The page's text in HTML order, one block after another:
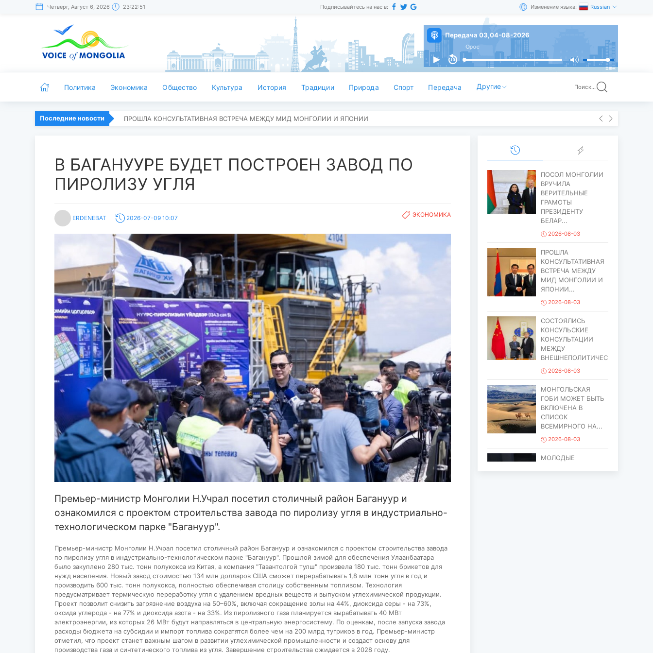
Четверг, Август 6, 2026 23:22:52 Подписывайтесь на нас в: Изменение языка: Russian
Передача 03,04-08-2026
Политика Экономика Общество Kультура История Традиции Природа Спорт Передача Другие Поиск...
Последние новости ПРОШЛА КОНСУЛЬТАТИВНАЯ ВСТРЕЧА МЕЖДУ МИД МОНГОЛИИ И ЯПОНИИ
В БАГАНУУРЕ БУДЕТ ПОСТРОЕН ЗАВОД ПО
ПИРОЛИЗУ УГЛЯ
ERDENEBAT 2026-07-09 10:07 ЭКОНОМИКА
Премьер-министр Монголии Н.Учрал посетил столичный район Багануур и
ознакомился с проектом строительства завода по пиролизу угля в индустриально-
технологическом парке "Багануур".
Премьер-министр Монголии Н.Учрал посетил столичный район Багануур и ознакомился с проектом строительства завода
по пиролизу угля в индустриально-технологическом парке "Багануур". Прошлой зимой для обеспечения Улаанбаатара
было закуплено 280 тыс. тонн полукокса из Китая, а компания "Тавантолгой тулш" произвела 180 тыс. тонн брикетов для
нужд населения. Новый завод стоимостью 134 млн долларов США сможет перерабатывать 1,8 млн тонн угля в год и
производить 600 тыс. тонн полукокса, полностью обеспечивая столицу собственным топливом. Технология
предусматривает термическую переработку угля с удалением вредных веществ и выпуском углехимической продукции.
Проект позволит снизить загрязнение воздуха на 50–60%, включая сокращение золы на 44%, диоксида серы - на 73%,
оксида углерода - на 77% и диоксида азота - на 33%. Из пиролизного газа планируется вырабатывать 40 МВт
электроэнергии, из которых 26 МВт будут направляться в центральную энергосистему. По оценкам, после запуска завода
расходы бюджета на субсидии и импорт топлива сократятся более чем на 200 млрд тугриков в год. Премьер-министр
отметил, что проект станет важным шагом в развитии углехимической промышленности и создаст основу для
производства газа и синтетического топлива из угля. Завершение строительства ожидается в 2028 году.
ПОСОЛ МОНГОЛИИ
ВРУЧИЛА
ВЕРИТЕЛЬНЫЕ
ГРАМОТЫ
ПРЕЗИДЕНТУ
БЕЛАР...
2026-08-03
ПРОШЛА
КОНСУЛЬТАТИВНАЯ
ВСТРЕЧА МЕЖДУ
МИД МОНГОЛИИ И
ЯПОНИИ...
2026-08-03
СОСТОЯЛИСЬ
КОНСУЛЬСКИЕ
КОНСУЛЬТАЦИИ
МЕЖДУ
ВНЕШНЕПОЛИТИЧЕСИМ...
2026-08-03
МОНГОЛЬСКАЯ
ГОБИ МОЖЕТ БЫТЬ
ВКЛЮЧЕНА В
СПИСОК
ВСЕМИРНОГО НА...
2026-08-03
МОЛОДЫЕ